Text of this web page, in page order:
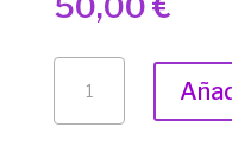
PINDAS
AYURVEDAS